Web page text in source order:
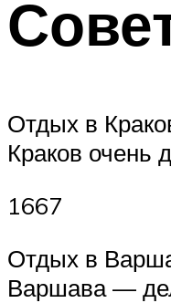
Отдых в
Краков очень
1667
Отдых в
Варшава —